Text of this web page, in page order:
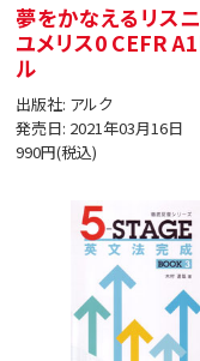
夢をかなえるリス
ユメリス0 CEFR
ル
出版社: アルク
発売日: 2021年03月16日
990円(税込)